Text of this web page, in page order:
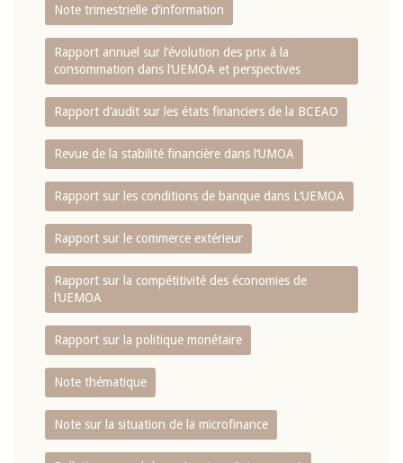
Note trimestrielle d‘information
Rapport annuel sur l‘évolution des prix à la
consommation dans l‘UEMOA et perspectives
Rapport d‘audit sur les états financiers de la BCEAO
Revue de la stabilité financière dans l‘UMOA
Rapport sur les conditions de banque dans L‘UEMOA
Rapport sur le commerce extérieur
Rapport sur la compétitivité des économies de
l‘UEMOA
Rapport sur la politique monétaire
Note thématique
Note sur la situation de la microfinance